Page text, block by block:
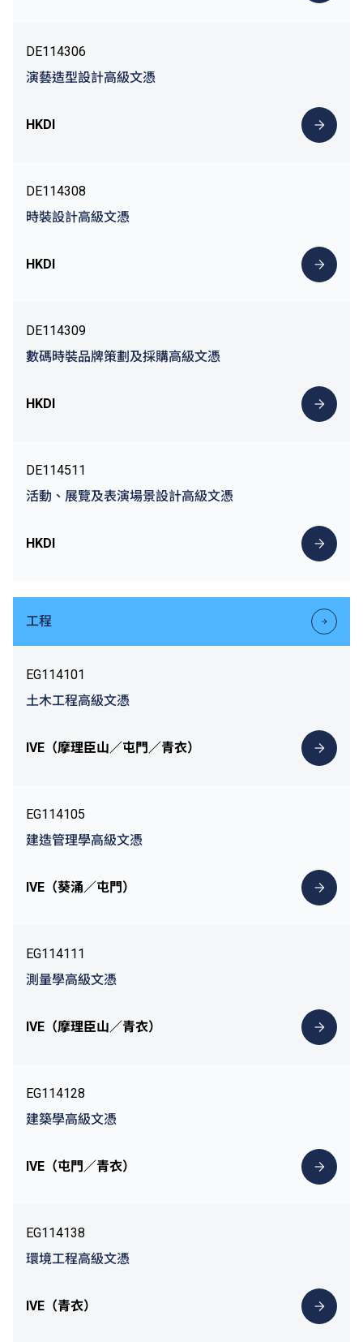
DE114306
演藝造型設計高級文憑
HKDI
DE114308
時裝設計高級文憑
HKDI
DE114309
數碼時裝品牌策劃及採購高級文憑
HKDI
DE114511
活動、展覽及表演場景設計高級文憑
HKDI
工程
EG114101
土木工程高級文憑
IVE（摩理臣山／屯門／青衣）
EG114105
建造管理學高級文憑
IVE（葵涌／屯門）
EG114111
測量學高級文憑
IVE（摩理臣山／青衣）
EG114128
建築學高級文憑
IVE（屯門／青衣）
EG114138
環境工程高級文憑
IVE（青衣）